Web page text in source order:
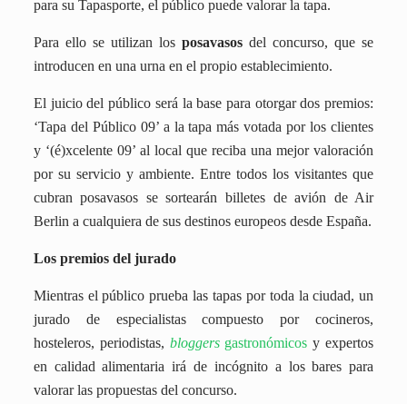
para su Tapasporte, el público puede valorar la tapa.
Para ello se utilizan losposavasos del concurso, que se
introducen en una urna en el propio establecimiento.
El juicio del público será la base para otorgar dos premios:
‘Tapa del Público 09’ a la tapa más votada por los clientes
y ‘(é)xcelente 09’ al local que reciba una mejor valoración
por su servicio y ambiente. Entre todos los visitantes que
cubran posavasos se sortearán billetes de avión de Air
Berlin a cualquiera de sus destinos europeos desde España.
Los premios del jurado
Mientras el público prueba las tapas por toda la ciudad, un
jurado de especialistas compuesto por cocineros,
hosteleros, periodistas, bloggersgastronómicos y expertos
en calidad alimentaria irá de incógnito a los bares para
valorar las propuestas del concurso.